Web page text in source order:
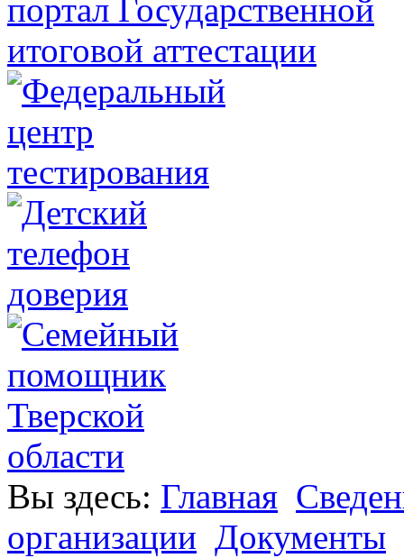
Вы здесь: Главная
организации Документы